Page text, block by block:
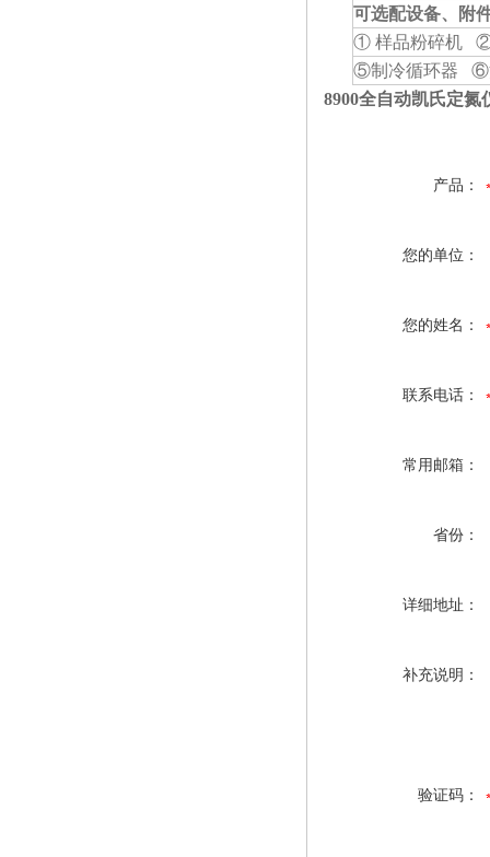
可选配设备、附
① 样品粉碎机 ②
⑤制冷循环器 ⑥
8900全自动凯氏定氮
产品：
您的单位：
您的姓名：
联系电话：
常用邮箱：
省份：
详细地址：
补充说明：
验证码：